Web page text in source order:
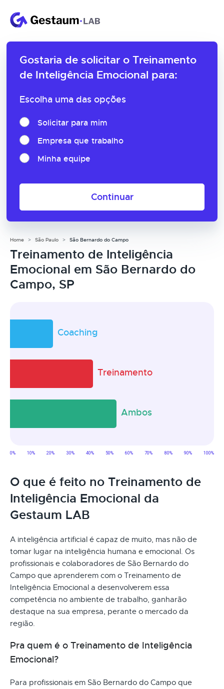
Gostaria de solicitar o Treinamento
de Inteligência Emocional para:
Escolha uma das opções
Solicitar para mim
Empresa que trabalho
Minha equipe
Continuar
Home São Paulo São Bernardo do Campo
Treinamento de Inteligência
Emocional em São Bernardo do
Campo, SP
O que é feito no Treinamento de
Inteligência Emocional da
Gestaum LAB
A inteligência artificial é capaz de muito, mas não de
tomar lugar na inteligência humana e emocional. Os
profissionais e colaboradores de São Bernardo do
Campo que aprenderem com o Treinamento de
Inteligência Emocional a desenvolverem essa
competência no ambiente de trabalho, ganharão
destaque na sua empresa, perante o mercado da
região.
Pra quem é o Treinamento de Inteligência
Emocional?
Para profissionais em São Bernardo do Campo que